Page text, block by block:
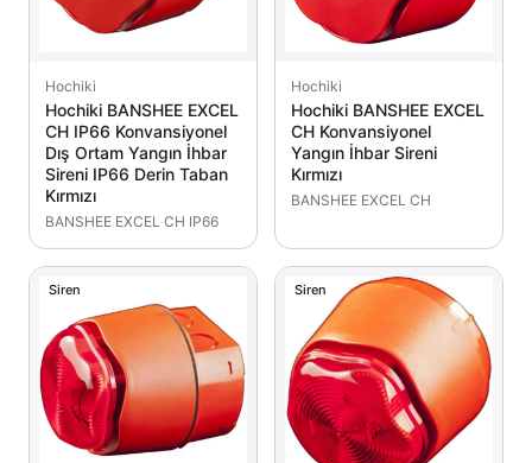
Hochiki
Hochiki BANSHEE EXCEL
CH IP66 Konvansiyonel
Dış Ortam Yangın İhbar
Sireni IP66 Derin Taban
Kırmızı
BANSHEE EXCEL CH IP66
Hochiki
Hochiki BANSHEE EXCEL
CH Konvansiyonel
Yangın İhbar Sireni
Kırmızı
BANSHEE EXCEL CH
Siren Siren